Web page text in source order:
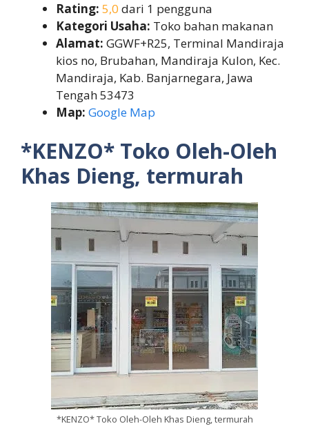
Rating: 5,0 dari 1 pengguna
Kategori Usaha: Toko bahan makanan
Alamat: GGWF+R25, Terminal Mandiraja
kios no, Brubahan, Mandiraja Kulon, Kec.
Mandiraja, Kab. Banjarnegara, Jawa
Tengah 53473
Map: Google Map
*KENZO* Toko Oleh-Oleh
Khas Dieng, termurah
*KENZO* Toko Oleh-Oleh Khas Dieng, termurah